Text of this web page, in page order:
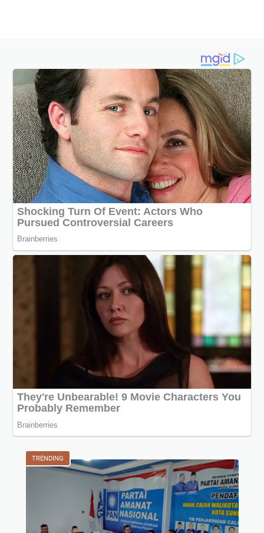
TRENDING